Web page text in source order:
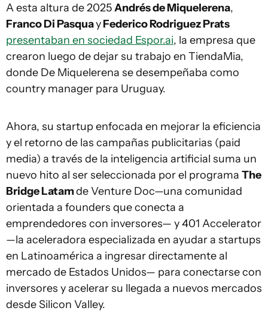
A esta altura de 2025Andrés de Miquelerena,
Franco Di PasquayFederico Rodriguez Prats
presentaban en sociedad Espor.ai, la empresa que
crearon luego de dejar su trabajo en TiendaMia,
donde De Miquelerena se desempeñaba como
country manager para Uruguay.
Ahora, su startup enfocada en mejorar la eficiencia
y el retorno de las campañas publicitarias (paid
media) a través de la inteligencia artificial suma un
nuevo hito al ser seleccionada porel programa The
Bridge Latamde Venture Doc—una comunidad
orientada a founders que conecta a
emprendedores con inversores— y 401 Accelerator
—la aceleradora especializada en ayudar a startups
en Latinoamérica a ingresar directamente al
mercado de Estados Unidos— para conectarse con
inversores y acelerar su llegada a nuevos mercados
desde Silicon Valley.